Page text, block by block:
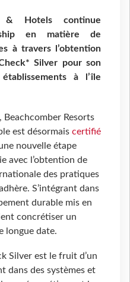
& Hotels continue
en matière de
à travers l’obtention
Silver pour son
à l’île
Beachcomber Resorts
est désormais certifié
nouvelle étape
avec l’obtention de
des pratiques
S’intégrant dans
durable mis en
concrétiser un
longue date.
Silver est le fruit d’un
dans des systèmes et